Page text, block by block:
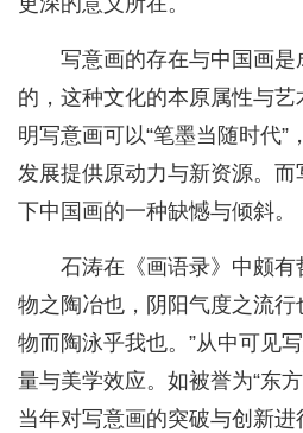
写意画的存在与中国画
的，这种文化的本原属性与
明写意画可以“笔墨当随时代”
发展提供原动力与新资源。
下中国画的一种缺憾与倾斜。
石涛在《画语录》中颇有
物之陶冶也，阴阳气度之流
物而陶泳乎我也。”从中可见
量与美学效应。如被誉为“东
当年对写意画的突破与创新